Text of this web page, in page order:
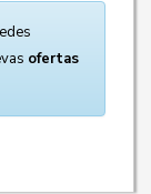
ofertas